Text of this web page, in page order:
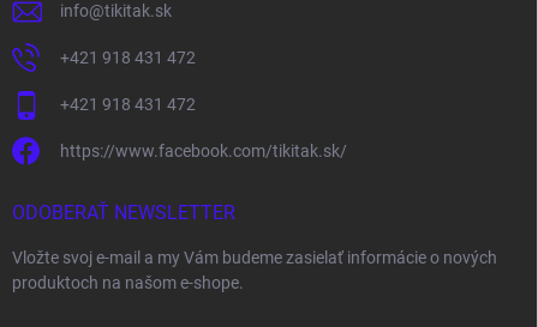
info@tikitak.sk
+421 918 431 472
+421 918 431 472
https://www.facebook.com/tikitak.sk/
ODOBERAŤ NEWSLETTER
Vložte svoj e-mail a my Vám budeme zasielať informácie o nových
produktoch na našom e-shope.